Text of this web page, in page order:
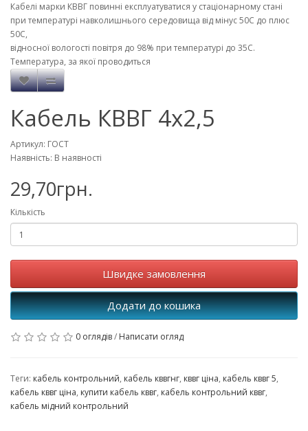
Кабелі марки КВВГ повинні експлуатуватися у стаціонарному стані
при температурі навколишнього середовища від мінус 50С до плюс
50С,
відносної вологості повітря до 98% при температурі до 35С.
Температура, за якої проводиться
Кабель КВВГ 4х2,5
Артикул: ГОСТ
Наявність: В наявності
29,70грн.
Кількість
Швидке замовлення
Додати до кошика
0 оглядів/ Написати огляд
Теги: кабель контрольний, кабель кввгнг, кввг ціна, кабель кввг 5,
кабель кввг ціна, купити кабель кввг, кабель контрольний кввг,
кабель мідний контрольний